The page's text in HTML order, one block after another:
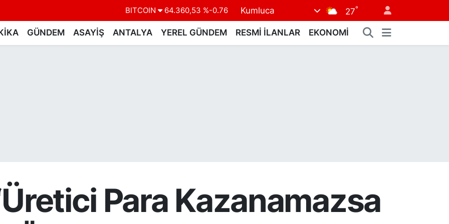
DOLAR 47,7069 %0.17
EURO
55,0265 %0.01
STERLİN
64,1897 %0.02
Kumluca 27°
GÜNDEM ASAYİŞ ANTALYA YEREL GÜNDEM RESMİ İLANLAR EKONOMİ
Para Kazanamazsa